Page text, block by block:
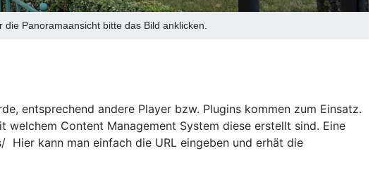
Panoramaansicht bitte das Bild anklicken.
entsprechend andere Player bzw. Plugins kommen zum Einsatz.
welchem Content Management System diese erstellt sind. Eine
kann man einfach die URL eingeben und erhät die